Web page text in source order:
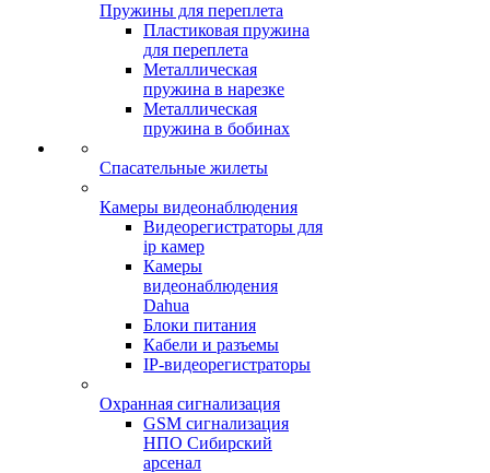
Пружины для переплета
Пластиковая пружина
для переплета
Металлическая
пружина в нарезке
Металлическая
пружина в бобинах
Спасательные жилеты
Камеры видеонаблюдения
Видеорегистраторы для
ip камер
Камеры
видеонаблюдения
Dahua
Блоки питания
Кабели и разъемы
IP-видеорегистраторы
Охранная сигнализация
GSM сигнализация
НПО Сибирский
арсенал